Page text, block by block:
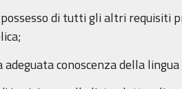
di tutti gli altri requisiti
adeguata conoscenza della